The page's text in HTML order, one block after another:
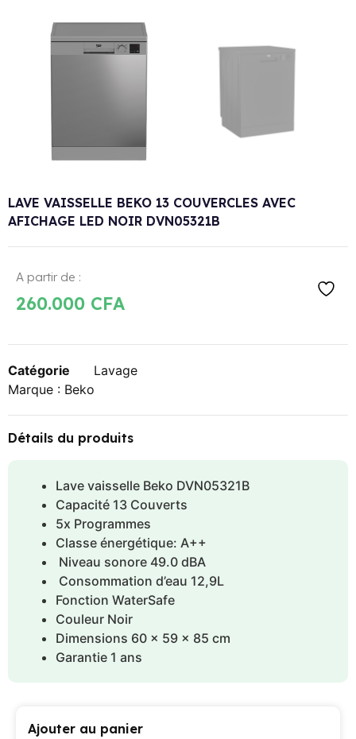
LAVE VAISSELLE BEKO 13 COUVERCLES AVEC
AFICHAGE LED NOIR DVN05321B
A partir de :
260.000 CFA
Catégorie
Lavage
Marque : Beko
Détails du produits
Lave vaisselle Beko DVN05321B
Capacité 13 Couverts
5x Programmes
Classe énergétique: A++
Niveau sonore 49.0 dBA
Consommation d’eau 12,9L
Fonction WaterSafe
Couleur Noir
Dimensions 60 x 59 x 85 cm
Garantie 1 ans
Ajouter au panier